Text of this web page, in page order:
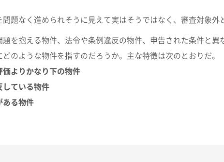
問題なく進められそうに見えて実はそうではなく、審査対象外
を抱える物件、法令や条例違反の物件、申告された条件と異
のような物件を指すのだろうか。主な特徴は次のとおりだ。
よりかなり下の物件
ている物件
る物件